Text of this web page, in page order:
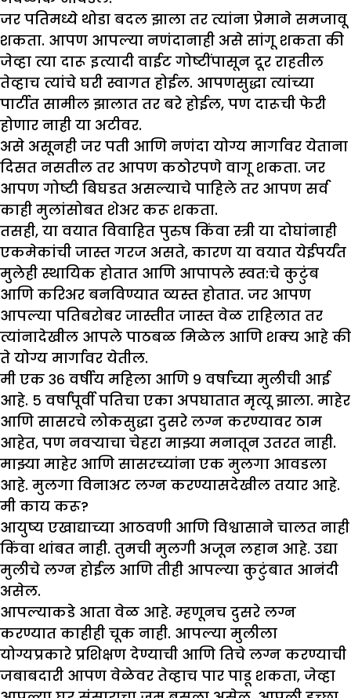
जर पतिमध्ये थोडा बदल झाला तर त्यांना प्रेमाने समजावू
शकता. आपण आपल्या नणंदानाही असे सांगू शकता की
जेव्हा त्या दारू इत्यादी वाईट गोष्टींपासून दूर राहतील
तेव्हाच त्यांचे घरी स्वागत होईल. आपणसुद्धा त्यांच्या
पार्टीत सामील झालात तर बरे होईल, पण दारूची फेरी
होणार नाही या अटीवर.
असे असूनही जर पती आणि नणंदा योग्य मार्गावर येताना
दिसत नसतील तर आपण कठोरपणे वागू शकता. जर
आपण गोष्टी बिघडत असल्याचे पाहिले तर आपण सर्व
काही मुलांसोबत शेअर करू शकता.
तसही, या वयात विवाहित पुरुष किंवा स्त्री या दोघांनाही
एकमेकांची जास्त गरज असते, कारण या वयात येईपर्यंत
मुलेही स्थायिक होतात आणि आपापले स्वत:चे कुटुंब
आणि करिअर बनविण्यात व्यस्त होतात. जर आपण
आपल्या पतिबरोबर जास्तीत जास्त वेळ राहिलात तर
त्यांनादेखील आपले पाठबळ मिळेल आणि शक्य आहे की
ते योग्य मार्गावर येतील.
मी एक ३६ वर्षीय महिला आणि ९ वर्षाच्या मुलीची आई
आहे. ५ वर्षांपूर्वी पतिचा एका अपघातात मृत्यू झाला. माहेर
आणि सासरचे लोकसुद्धा दुसरे लग्न करण्यावर ठाम
आहेत, पण नवऱ्याचा चेहरा माझ् या मनातून उतरत नाही.
माझ् या माहेर आणि सासरच्यांना एक मुलगा आवडला
आहे. मुलगा विनाअट लग्न करण्यासदेखील तयार आहे.
मी काय करू?
आयुष्य एखाद्याच्या आठवणी आणि विश्वासाने चालत नाही
किंवा थांबत नाही. तुमची मुलगी अजून लहान आहे. उद्या
मुलीचे लग्न होईल आणि तीही आपल्या कुटुंबात आनंदी
असेल.
आपल्याकडे आता वेळ आहे. म्हणूनच दुसरे लग्न
करण्यात काहीही चूक नाही. आपल्या मुलीला
योग्यप्रकारे प्रशिक्षण देण्याची आणि तिचे लग्न करण्याची
जबाबदारी आपण वेळेवर तेव्हाच पार पाडू शकता, जेव्हा